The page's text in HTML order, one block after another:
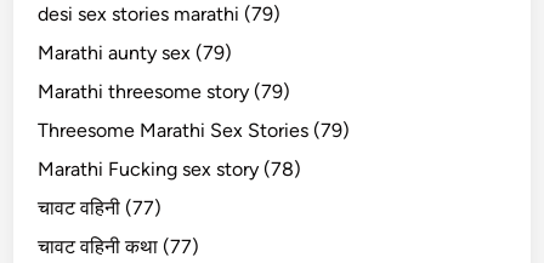
desi sex stories marathi (79)
Marathi aunty sex (79)
Marathi threesome story (79)
Threesome Marathi Sex Stories (79)
Marathi Fucking sex story (78)
चावट वहिनी (77)
चावट वहिनी कथा (77)